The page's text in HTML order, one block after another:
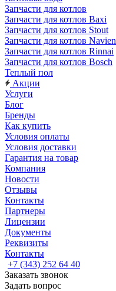
Запчасти для котлов
Запчасти для котлов Baxi
Запчасти для котлов Stout
Запчасти для котлов Navien
Запчасти для котлов Rinnai
Запчасти для котлов Bosch
Теплый пол
Акции
Услуги
Блог
Бренды
Как купить
Условия оплаты
Условия доставки
Гарантия на товар
Компания
Новости
Отзывы
Контакты
Партнеры
Лицензии
Документы
Реквизиты
Контакты
+7 (343) 252 64 40
Заказать звонок
Задать вопрос